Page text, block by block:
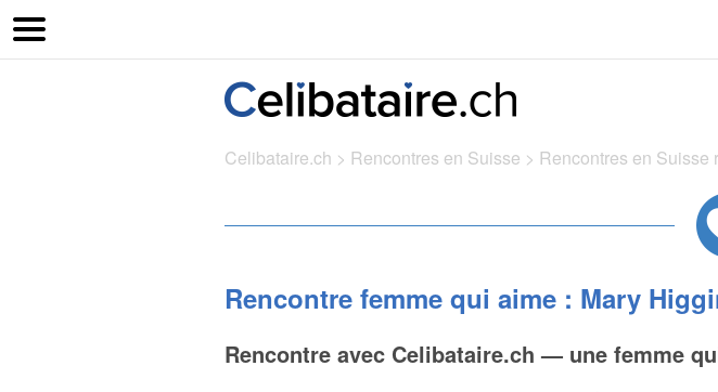
Celibataire.ch > Rencontres en Suisse > Rencontres en Suisse
Rencontre femme qui aime : Mary
Rencontre avec Celibataire.ch — une femme